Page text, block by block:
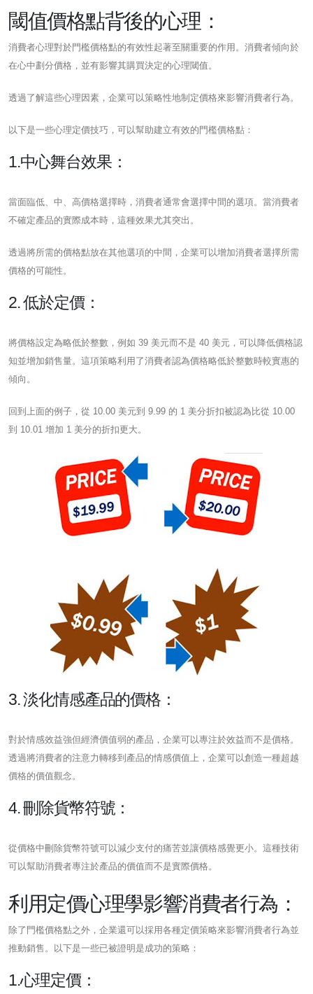
閾值價格點背後的心理：
消費者心理對於門檻價格點的有效性起著至關重要的作用。消費者傾向於
在心中劃分價格，並有影響其購買決定的心理閾值。
透過了解這些心理因素，企業可以策略性地制定價格來影響消費者行為。
以下是一些心理定價技巧，可以幫助建立有效的門檻價格點：
1.中心舞台效果：
當面臨低、中、高價格選擇時，消費者通常會選擇中間的選項。當消費者
不確定產品的實際成本時，這種效果尤其突出。
透過將所需的價格點放在其他選項的中間，企業可以增加消費者選擇所需
價格的可能性。
2. 低於定價：
將價格設定為略低於整數，例如 39 美元而不是 40 美元，可以降低價格認
知並增加銷售量。這項策略利用了消費者認為價格略低於整數時較實惠的
傾向。
回到上面的例子，從 10.00 美元到 9.99 的 1 美分折扣被認為比從 10.00
到 10.01 增加 1 美分的折扣更大。
3. 淡化情感產品的價格：
對於情感效益強但經濟價值弱的產品，企業可以專注於效益而不是價格。
透過將消費者的注意力轉移到產品的情感價值上，企業可以創造一種超越
價格的價值觀念。
4. 刪除貨幣符號：
從價格中刪除貨幣符號可以減少支付的痛苦並讓價格感覺更小。這種技術
可以幫助消費者專注於產品的價值而不是實際價格。
利用定價心理學影響消費者行為：
除了門檻價格點之外，企業還可以採用各種定價策略來影響消費者行為並
推動銷售。以下是一些已被證明是成功的策略：
1.心理定價：